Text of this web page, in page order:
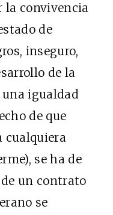
la convivencia
de
inseguro,
de la
igualdad
de que
cualquiera
se ha de
un contrato
se